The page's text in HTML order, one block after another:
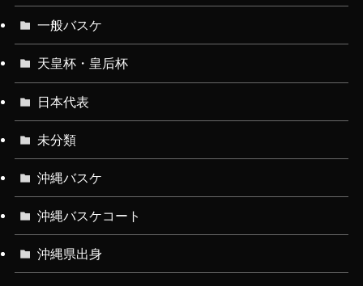
一般バスケ
天皇杯・皇后杯
日本代表
未分類
沖縄バスケ
沖縄バスケコート
沖縄県出身